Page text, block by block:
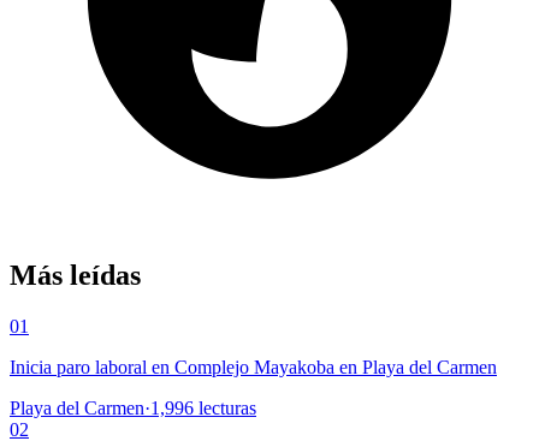
Más leídas
01
Inicia paro laboral en Complejo Mayakoba en Playa del Carmen
Playa del Carmen·1,996 lecturas
02